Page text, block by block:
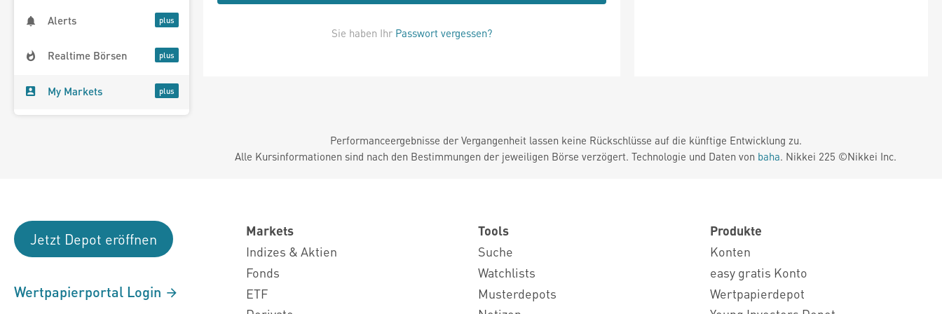
Alerts
Realtime Börsen
My Markets
Sie haben Ihr Passwort vergessen?
Performanceergebnisse der Vergangenheit lassen keine Rückschlüsse auf die künftige Entwicklung zu.
Alle Kursinformationen sind nach den Bestimmungen der jeweiligen Börse verzögert. Technologie und Daten von baha. Nikkei 225 ©Nikkei Inc.
Jetzt Depot eröffnen
Wertpapierportal Login
Markets
Indizes & Aktien
Fonds
ETF
Tools
Suche
Watchlists
Musterdepots
Produkte
Konten
easy gratis Konto
Wertpapierdepot